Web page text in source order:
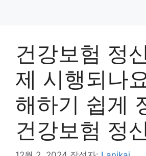
건강보험 정
제 시행되나
해하기 쉽게
건강보험 정